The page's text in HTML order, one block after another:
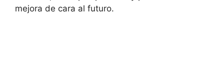
mejora de cara al futuro.